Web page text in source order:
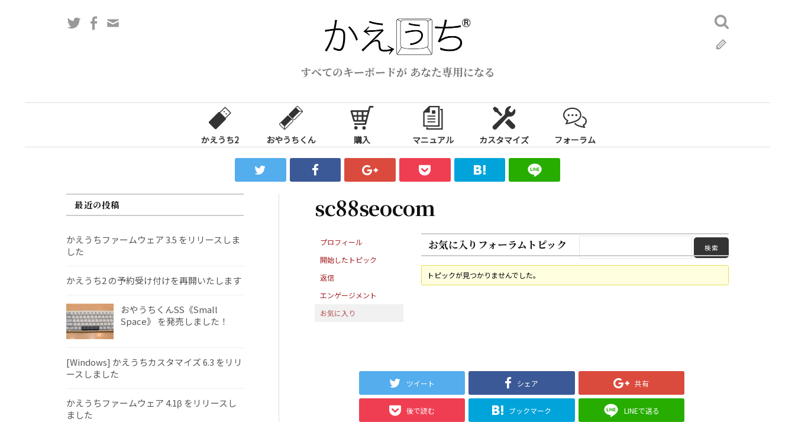
ス
すべてのキーボードが あなた専用になる
TwitterFacebook
検
索:
かえうち2 おやうちくん 購入 マニュアル カスタマイズ フォーラム
sc88seocom
プロフィール
開始したトピック
返信
エンゲージメント
お気に入り
お気に入りフォーラムトピック
トピックが見つかりませんでした。
ツイート シェア 共有
後で読む ブックマーク LINEで送る
最近の投稿
かえうちファームウェア 3.5 をリリースしま
した
かえうち2 の予約受け付けを再開いたします
おやうちくんSS《Small
Space》 を発売しました！
[Windows] かえうちカスタマイズ 6.3 をリリ
ースしました
かえうちファームウェア 4.1β をリリースし
ました